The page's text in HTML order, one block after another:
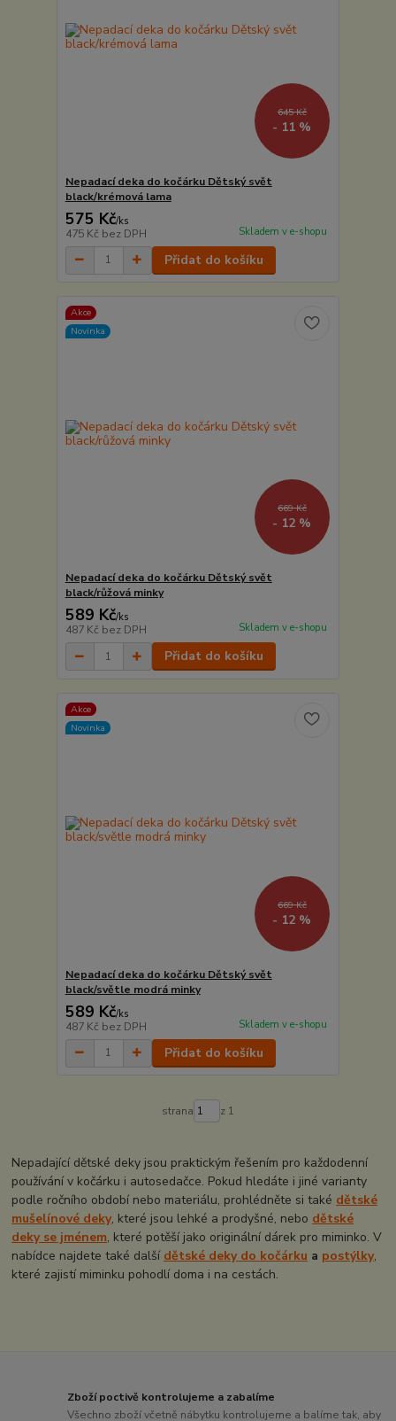
645 Kč
- 11 %
Nepadací deka do kočárku Dětský svět
black/krémová lama
575 Kč/ks
475 Kč bez DPH Skladem v e-shopu
Přidat do košíku
Akce
Novinka
669 Kč
- 12 %
Nepadací deka do kočárku Dětský svět
black/růžová minky
589 Kč/ks
487 Kč bez DPH Skladem v e-shopu
Přidat do košíku
Akce
Novinka
669 Kč
- 12 %
Nepadací deka do kočárku Dětský svět
black/světle modrá minky
589 Kč/ks
487 Kč bez DPH Skladem v e-shopu
Přidat do košíku
strana z 1
Nepadající dětské deky jsou praktickým řešením pro každodenní
používání v kočárku i autosedačce. Pokud hledáte i jiné varianty
podle ročního období nebo materiálu, prohlédněte si také dětské
mušelínové deky, které jsou lehké a prodyšné, nebo dětské
deky se jménem, které potěší jako originální dárek pro miminko. V
nabídce najdete také další dětské deky do kočárku a postýlky,
které zajistí miminku pohodlí doma i na cestách.
Zboží poctivě kontrolujeme a zabalíme
Všechno zboží včetně nábytku kontrolujeme a balíme tak, aby